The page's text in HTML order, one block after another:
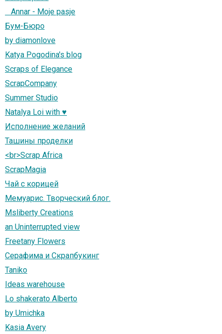
Annar - Moje pasje
Бум-Бюро
by diamonlove
Katya Pogodina's blog
Scraps of Elegance
ScrapCompany
Summer Studio
Natalya Loi with ♥
Исполнение желаний
Ташины проделки
<br>Scrap Africa
ScrapMagia
Чай с корицей
Мемуарис. Творческий блог.
Msliberty Creations
an Uninterrupted view
Freetany Flowers
Серафима и Скрапбукинг
Taniko
Ideas warehouse
Lo shakerato Alberto
by Umichka
Kasia Avery